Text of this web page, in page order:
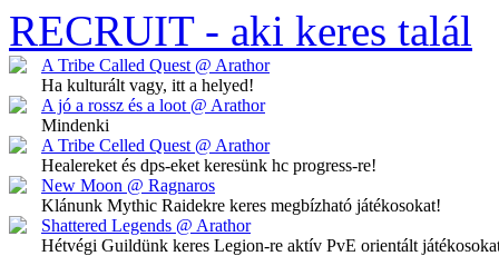
RECRUIT- aki keres talál
A Tribe Called Quest @ Arathor
Ha kulturált vagy, itt a helyed!
A jó a rossz és a loot @ Arathor
Mindenki
A Tribe Celled Quest @ Arathor
Healereket és dps-eket keresünk hc progress-re!
New Moon @ Ragnaros
Klánunk Mythic Raidekre keres megbízható játékosokat!
Shattered Legends @ Arathor
Hétvégi Guildünk keres Legion-re aktív PvE orientált